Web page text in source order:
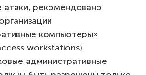
атаки, рекомендовано
компьютеры»
workstations).
административные